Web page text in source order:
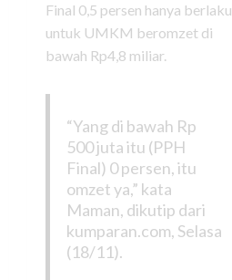
Final 0,5 persen hanya berlaku
untuk UMKM beromzet di
bawah Rp4,8 miliar.
“Yang di bawah Rp
500 juta itu (PPH
Final) 0 persen, itu
omzet ya,” kata
Maman, dikutip dari
kumparan.com, Selasa
(18/11).